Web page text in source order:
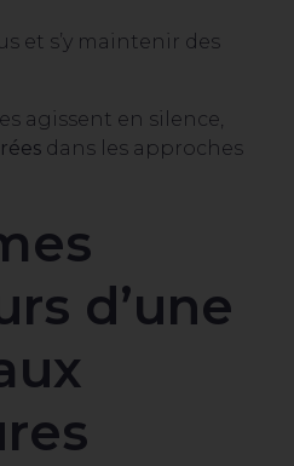
et s’y maintenir des
agissent en silence,
dans les approches
d’une